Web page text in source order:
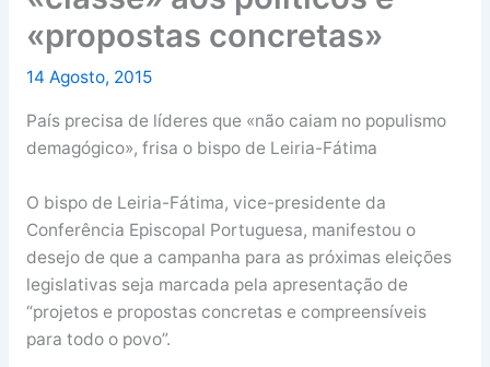
«propostas concretas»
14 Agosto, 2015
País precisa de líderes que «não caiam no populismo
demagógico», frisa o bispo de Leiria-Fátima
O bispo de Leiria-Fátima, vice-presidente da
Conferência Episcopal Portuguesa, manifestou o
desejo de que a campanha para as próximas eleições
legislativas seja marcada pela apresentação de
“projetos e propostas concretas e compreensíveis
para todo o povo”.